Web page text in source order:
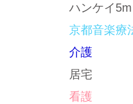
ハンケイ
京都音楽療
介護
居宅
看護